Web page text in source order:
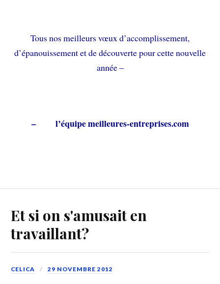
Tous nos meilleurs vœux d’accomplissement,
d’épanouissement et de découverte pour cette nouvelle
année –
– l’équipe meilleures-entreprises.com
Et si on s'amusait en
travaillant?
CELICA 29 NOVEMBRE 2012